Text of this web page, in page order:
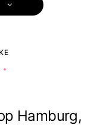
Hamburg,